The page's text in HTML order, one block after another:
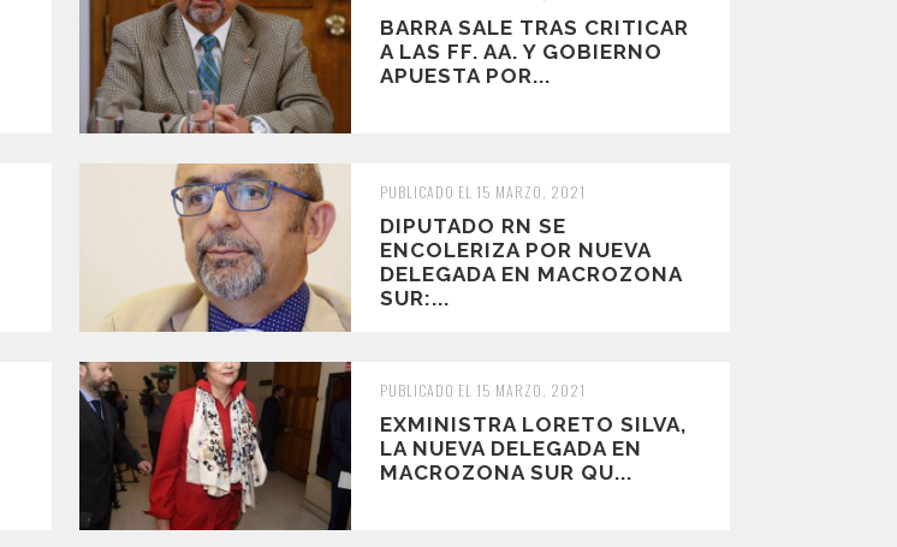
BARRA SALE TRAS CRITICAR
A LAS FF. AA. Y GOBIERNO
APUESTA POR...
PUBLICADO EL 15 MARZO, 2021
DIPUTADO RN SE
ENCOLERIZA POR NUEVA
DELEGADA EN MACROZONA
SUR:...
PUBLICADO EL 15 MARZO, 2021
EXMINISTRA LORETO SILVA,
LA NUEVA DELEGADA EN
MACROZONA SUR QU...